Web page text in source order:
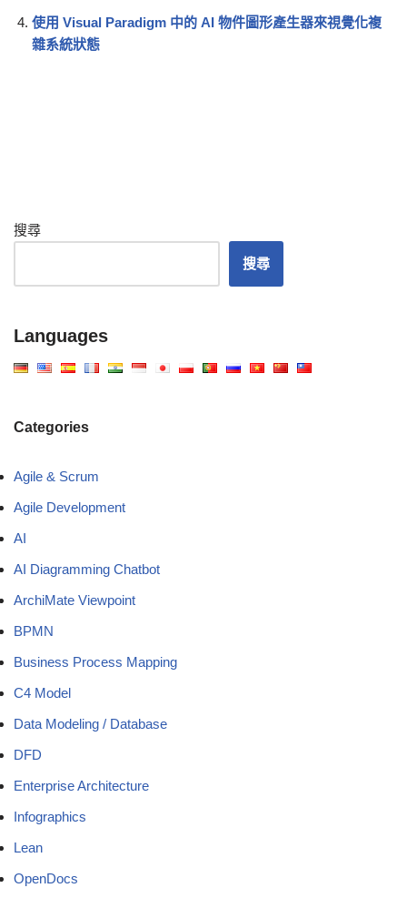
使用 Visual Paradigm 中的 AI 物件圖形產生器來視覺化複
雜系統狀態
搜尋
搜尋
Languages
Categories
Agile & Scrum
Agile Development
AI
AI Diagramming Chatbot
ArchiMate Viewpoint
BPMN
Business Process Mapping
C4 Model
Data Modeling / Database
DFD
Enterprise Architecture
Infographics
Lean
OpenDocs